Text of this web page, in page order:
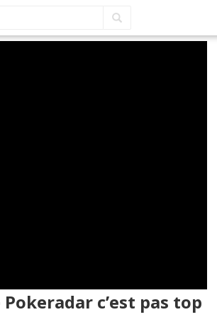
c’est pas top